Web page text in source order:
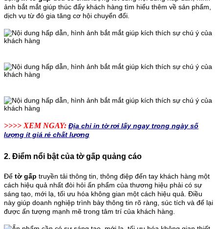
ảnh bắt mắt giúp thúc đẩy khách hàng tìm hiểu thêm về sản phẩm,
dịch vụ từ đó gia tăng cơ hội chuyển đổi.
>>>> XEM NGAY: Địa chỉ in tờ rơi lấy ngay trong ngày số
lượng ít giá rẻ chất lượng
2. Điểm nổi bật của tờ gấp quảng cáo
Để tờ gấp truyền tải thông tin, thông điệp đến tay khách hàng một
cách hiệu quả nhất đòi hỏi ấn phẩm của thương hiệu phải có sự
sáng tạo, mới lạ, tối ưu hóa không gian một cách hiệu quả. Điều
này giúp doanh nghiệp trình bày thông tin rõ ràng, súc tích và để lại
được ấn tượng mạnh mẽ trong tâm trí của khách hàng.